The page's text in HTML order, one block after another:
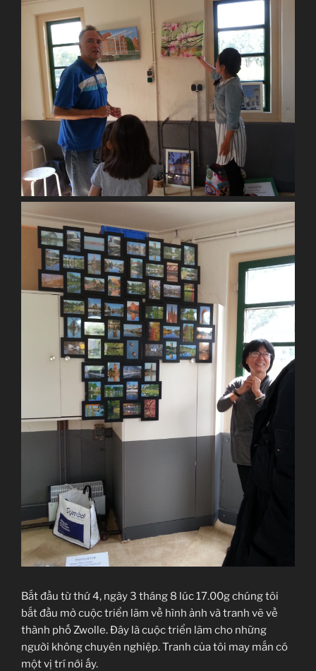
Bắt đầu từ thứ 4, ngày 3 tháng 8 lúc 17.00g chúng tôi
bắt đầu mở cuộc triển lãm về hình ảnh và tranh vẽ về
thành phố Zwolle. Đây là cuộc triển lãm cho những
người không chuyên nghiệp. Tranh của tôi may mắn có
một vị trí nới ấy.